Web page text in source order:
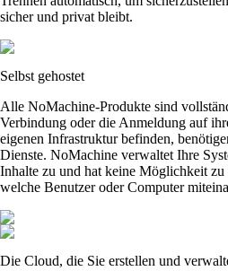
sicher und privat bleibt.
Selbst gehostet
Alle NoMachine-Produkte sind
Verbindung oder die Anmeldung auf
eigenen Infrastruktur befinden,
Dienste. NoMachine verwaltet Ihre
Inhalte zu und hat keine Möglichkeit
welche Benutzer oder Computer
Die Cloud, die Sie erstellen und